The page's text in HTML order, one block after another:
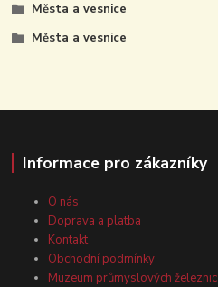
Města a vesnice
Města a vesnice
Informace pro zákazníky
O nás
Doprava a platba
Kontakt
Obchodní podmínky
Muzeum průmyslových železnic